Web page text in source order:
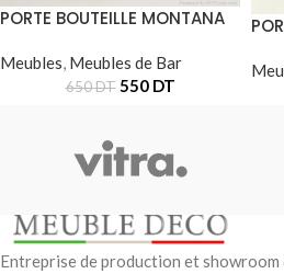
PORTE BOUTEILLE MONTANA
Meubles, Meubles de Bar
650DT 550 DT
Entreprise de production et showroom